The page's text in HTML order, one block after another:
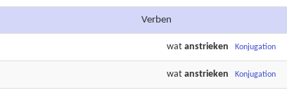
Verben
wat anstrieken Konjugation
wat anstrieken Konjugation